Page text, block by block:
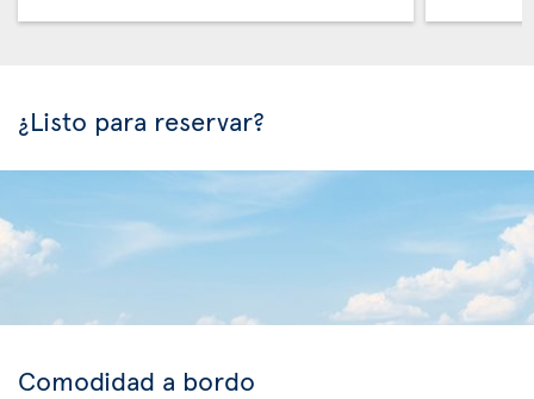
¿Listo para reservar?
Comodidad a bordo